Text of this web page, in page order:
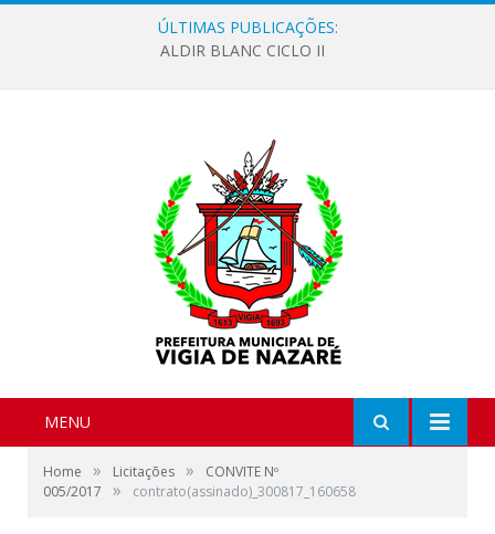
ÚLTIMAS PUBLICAÇÕES:
ALDIR BLANC CICLO II
MENU
Home » Licitações »
CONVITE Nº
005/2017
» contrato(assinado)_300817_160658